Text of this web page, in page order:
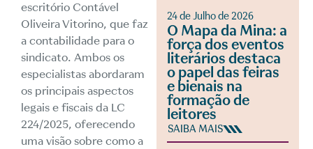
escritório Contável
Oliveira Vitorino, que faz
a contabilidade para o
sindicato. Ambos os
especialistas abordaram
os principais aspectos
legais e fiscais da LC
224/2025, oferecendo
uma visão sobre como a
24 de Julho de 2026
O Mapa da Mina: a
força dos eventos
literários destaca
o papel das feiras
e bienais na
formação de
leitores
SAIBA MAIS